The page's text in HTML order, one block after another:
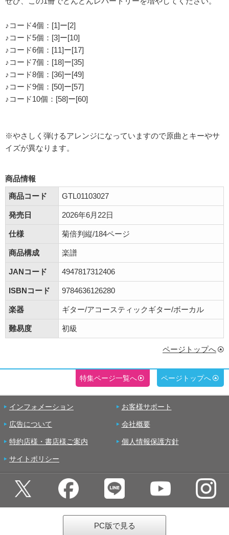
♪コード4個：[1]ー[2]
♪コード5個：[3]ー[10]
♪コード6個：[11]ー[17]
♪コード7個：[18]ー[35]
♪コード8個：[36]ー[49]
♪コード9個：[50]ー[57]
♪コード10個：[58]ー[60]
※やさしく弾けるアレンジになっていますので原曲とキーやサ
イズが異なります。
商品情報
商品コード
GTL01103027
発売日 2026年6月22日
仕様 菊倍判縦/184ページ
商品構成 楽譜
JANコード 4947817312406
ISBNコード 9784636126280
楽器 ギター/アコースティックギター/ボーカル
難易度 初級
ページトップへ
特集ページ一覧へ ページトップへ
インフォメーション お客様サポート
広告について 会社概要
特約店様・書店様ご案内 個人情報保護方針
サイトポリシー
PC版で見る